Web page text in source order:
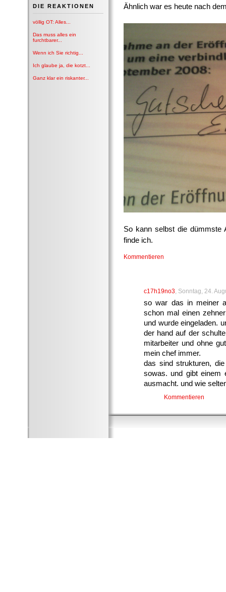
DIE REAKTIONEN
völlig OT: Alles...
Das muss alles ein
furchtbarer...
Wenn ich Sie richtig...
Ich glaube ja, die kotzt...
Ganz klar ein riskanter...
Ähnlich war es heute nach
So kann selbst die dümmste
finde ich.
Kommentieren
c17h19no3, Sonntag, 24.
so war das in meiner
schon mal einen
und wurde eingeladen.
der hand auf der
mitarbeiter und ohne
mein chef immer.
das sind strukturen,
sowas. und gibt einem
ausmacht. und wie
Kommentieren